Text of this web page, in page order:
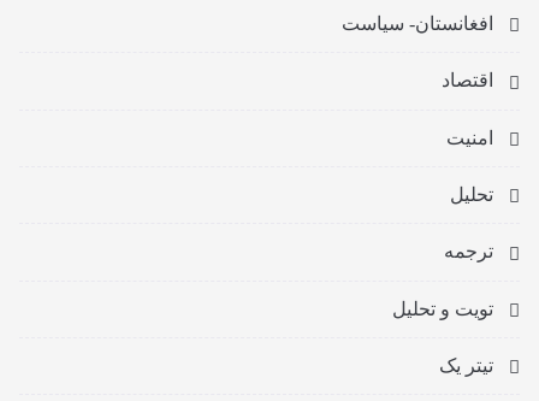
افغانستان- سیاست
اقتصاد
امنیت
تحلیل
ترجمه
تویت و تحلیل
تیتر یک